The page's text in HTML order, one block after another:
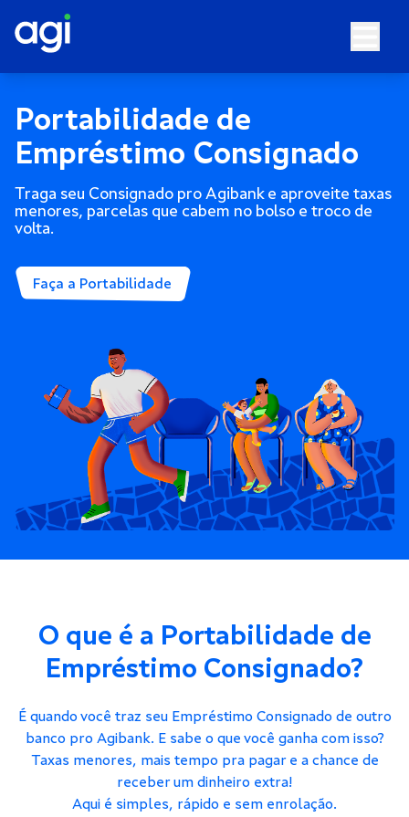
Portabilidade de
Empréstimo Consignado
Traga seu Consignado pro Agibank e aproveite taxas
menores, parcelas que cabem no bolso e troco de
volta.
Faça a Portabilidade
O que é a Portabilidade de
Empréstimo Consignado?
É quando você traz seu Empréstimo Consignado de outro
banco pro Agibank. E sabe o que você ganha com isso?
Taxas menores, mais tempo pra pagar e a chance de
receber um dinheiro extra!
Aqui é simples, rápido e sem enrolação.